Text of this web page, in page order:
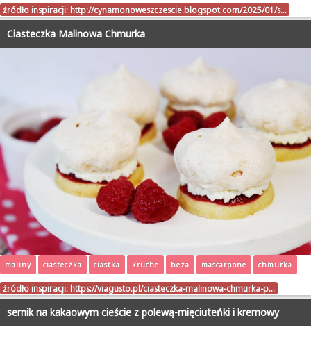
źródło inspiracji: http://cynamonoweszczescie.blogspot.com/2025/01/s…
Ciasteczka Malinowa Chmurka
maliny ciasteczka ciastka kruche beza mascarpone chmurka
źródło inspiracji: https://viagusto.pl/ciasteczka-malinowa-chmurka-p…
sernik na kakaowym cieście z polewą-mięciuteńki i kremowy